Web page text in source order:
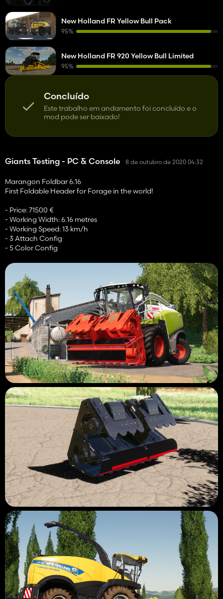
Concluído
Este trabalho em andamento foi concluído e o
mod pode ser baixado!
Giants Testing - PC & Console 8 de outubro de 2020 04:32
Marangon Foldbar 6.16
First Foldable Header for Forage in the world!
- Price: 71500 €
- Working Width: 6.16 metres
- Working Speed: 13 km/h
- 3 Attach Config
- 5 Color Config
New Holland FR Yellow Bull Pack
95%
New Holland FR 920 Yellow Bull Limited
95%